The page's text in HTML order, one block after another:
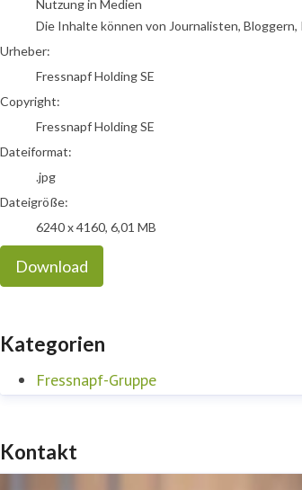
Nutzung in Medien
Die Inhalte können von Journalisten,
Urheber:
Fressnapf Holding SE
Copyright:
Fressnapf Holding SE
Dateiformat:
.jpg
Dateigröße:
6240 x 4160, 6,01 MB
Download
Kategorien
Fressnapf-Gruppe
Kontakt